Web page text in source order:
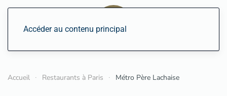
Accéder au contenu principal
Accueil Restaurants à Paris Métro Père Lachaise